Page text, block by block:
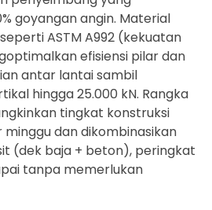
goyangan angin. Material
ASTM A992 (kekuatan
efisiensi pilar dan
antar lantai sambil
hingga 25.000 kN. Rangka
tingkat konstruksi
dan dikombinasikan
(dek baja + beton), peringkat
tanpa memerlukan